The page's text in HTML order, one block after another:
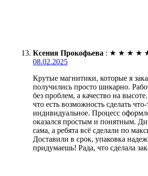
Ксения Прокофьева : ★ ★ ★ ★
08.02.2025
Крутые магнитики, которые я
получились просто шикарно.
без проблем, а качество на
что есть возможность сделать что-
индивидуальное. Процесс
оказался простым и понятным.
сама, а ребята всё сделали по
Доставили в срок, упаковка
придумаешь! Рада, что сделала